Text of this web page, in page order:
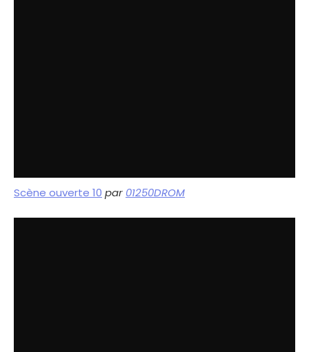
Scène ouverte 10 par 01250DROM